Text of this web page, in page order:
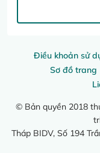
Điều khoản sử
Sơ đồ trang
© Bản quyền 2018
Tháp BIDV, Số 194